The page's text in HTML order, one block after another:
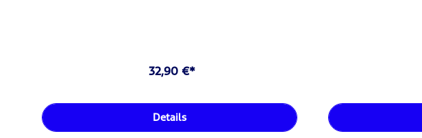
32,90 €*
Details